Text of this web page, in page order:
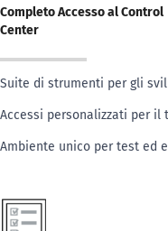
Completo Accesso al Control
Center
Suite di strumenti per gli
Accessi personalizzati per il
Ambiente unico per test ed